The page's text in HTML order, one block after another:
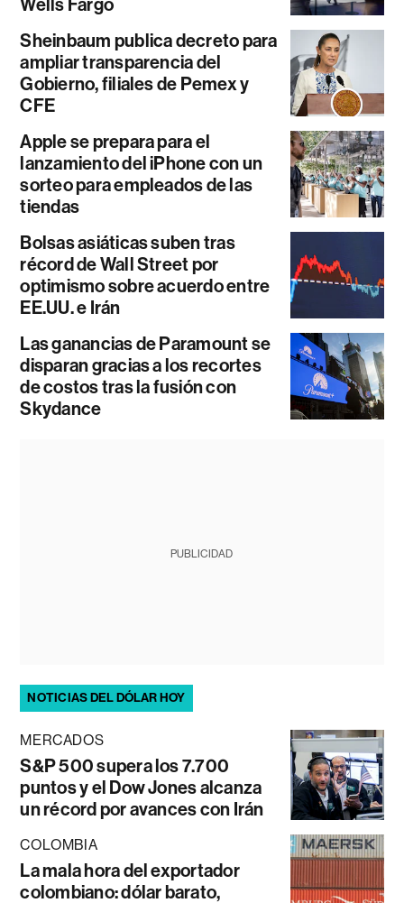
Sheinbaum publica decreto para
ampliar transparencia del
Gobierno, filiales de Pemex y
CFE
Apple se prepara para el
lanzamiento del iPhone con un
sorteo para empleados de las
tiendas
Bolsas asiáticas suben tras
récord de Wall Street por
optimismo sobre acuerdo entre
EE.UU. e Irán
Las ganancias de Paramount se
disparan gracias a los recortes
de costos tras la fusión con
Skydance
PUBLICIDAD
NOTICIAS DEL DÓLAR HOY
MERCADOS
S&P 500 supera los 7.700
puntos y el Dow Jones alcanza
un récord por avances con Irán
COLOMBIA
La mala hora del exportador
colombiano: dólar barato,